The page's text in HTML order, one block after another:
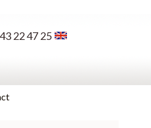
22 47 25